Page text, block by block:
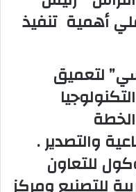
أهمية تنفيذ
لتعميق
والتصدير .
للتعاون